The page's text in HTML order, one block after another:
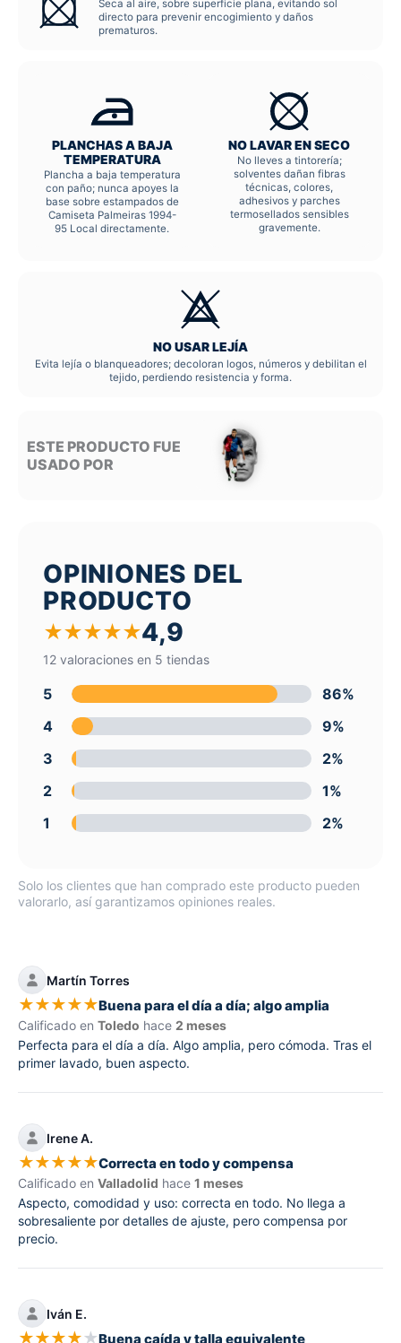
Seca al aire, sobre superficie plana, evitando sol
directo para prevenir encogimiento y daños
prematuros.
PLANCHAS A BAJA
TEMPERATURA
Plancha a baja temperatura
con paño; nunca apoyes la
base sobre estampados de
Camiseta Palmeiras 1994-
95 Local directamente.
NO LAVAR EN SECO
No lleves a tintorería;
solventes dañan fibras
técnicas, colores,
adhesivos y parches
termosellados sensibles
gravemente.
NO USAR LEJÍA
Evita lejía o blanqueadores; decoloran logos, números y debilitan el
tejido, perdiendo resistencia y forma.
ESTE PRODUCTO FUE
USADO POR
OPINIONES DEL
PRODUCTO
★★★★★4,9
12 valoraciones en 5 tiendas
5
86%
4
9%
3
2%
2
1%
1
2%
Solo los clientes que han comprado este producto pueden
valorarlo, así garantizamos opiniones reales.
Martín Torres
★★★★★Buena para el día a día; algo amplia
Calificado en Toledo hace 2 meses
Perfecta para el día a día. Algo amplia, pero cómoda. Tras el
primer lavado, buen aspecto.
Irene A.
★★★★★Correcta en todo y compensa
Calificado en Valladolid hace 1 meses
Aspecto, comodidad y uso: correcta en todo. No llega a
sobresaliente por detalles de ajuste, pero compensa por
precio.
Iván E.
★★★★★Buena caída y talla equivalente